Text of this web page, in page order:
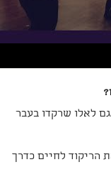
לאלו שרקדו בעבר
הריקוד לחיים כדרך